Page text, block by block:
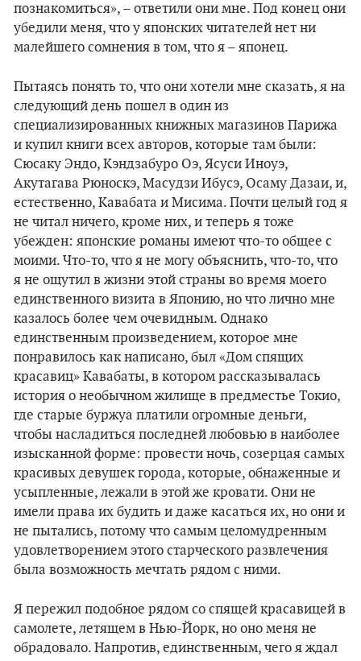
познакомиться», – ответили они мне. Под конец они
убедили меня, что у японских читателей нет ни
малейшего сомнения в том, что я – японец.
Пытаясь понять то, что они хотели мне сказать, я на
следующий день пошел в один из
специализированных книжных магазинов Парижа
и купил книги всех авторов, которые там были:
Сюсаку Эндо, Кэндзабуро Оэ, Ясуси Иноуэ,
Акутагава Рюноскэ, Масудзи Ибусэ, Осаму Дазаи, и,
естественно, Кавабата и Мисима. Почти целый год я
не читал ничего, кроме них, и теперь я тоже
убежден: японские романы имеют что-то общее с
моими. Что-то, что я не могу объяснить, что-то, что
я не ощутил в жизни этой страны во время моего
единственного визита в Японию, но что лично мне
казалось более чем очевидным. Однако
единственным произведением, которое мне
понравилось как написано, был «Дом спящих
красавиц» Кавабаты, в котором рассказывалась
история о необычном жилище в предместье Токио,
где старые буржуа платили огромные деньги,
чтобы насладиться последней любовью в наиболее
изысканной форме: провести ночь, созерцая самых
красивых девушек города, которые, обнаженные и
усыпленные, лежали в этой же кровати. Они не
имели права их будить и даже касаться их, но они и
не пытались, потому что самым целомудренным
удовлетворением этого старческого развлечения
была возможность мечтать рядом с ними.
Я пережил подобное рядом со спящей красавицей в
самолете, летящем в Нью-Йорк, но оно меня не
обрадовало. Напротив, единственным, чего я ждал